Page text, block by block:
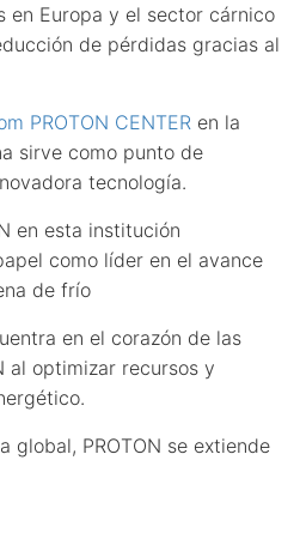
en Europa y el sector cárnico
de pérdidas gracias al
PROTON CENTER en la
sirve como punto de
tecnología.
en esta institución
como líder en el avance
de frío
en el corazón de las
al optimizar recursos y
global, PROTON se extiende